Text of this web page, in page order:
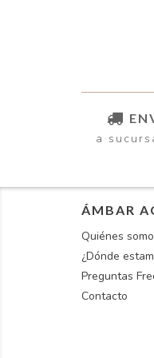
a
ÁMBAR
Quiénes
¿Dónde
Preguntas
Contacto